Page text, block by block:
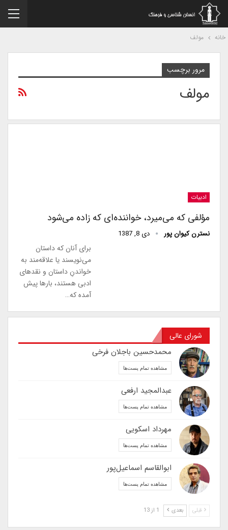
مولف
مرور برچسب
مولف
ادبیات
مؤلفی که می‌میرد، خواننده‌ای که زاده می‌شود
نسترن کیوان پور دی 8, 1387
برای آنان که داستان
می‌نویسند یا علاقه‌مند به
خواندنِ داستان و نقدهای
ادبی هستند، بارها پیش
آمده که…
شورای عالی
محمدحسین باجلان فرخی
مشاهده تمام پست‌ها
عبدالمجید ارفعی
مشاهده تمام پست‌ها
مهرداد اسکویی
مشاهده تمام پست‌ها
ابوالقاسم اسماعیل‌پور
مشاهده تمام پست‌ها
قبلی بعدی